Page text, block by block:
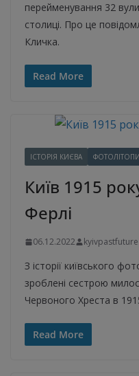
перейменування 32
столиці. Про це
Кличка.
Read More
ІСТОРІЯ КИЄВА
Київ 1915
Ферлі
06.12.2022 kyivpastfuture
З історії київського
зроблені сестрою
Червоного Хреста в
Read More